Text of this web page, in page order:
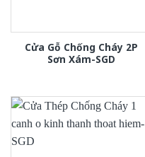
Cửa Gỗ Chống Cháy 2P
Sơn Xám-SGD